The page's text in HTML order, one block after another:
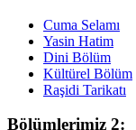
Cuma Selamı
Yasin Hatim
Dini Bölüm
Kültürel Bölüm
Raşidi Tarikatı
Bölümlerimiz 2: